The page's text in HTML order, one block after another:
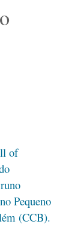
of
Pequeno
(CCB).